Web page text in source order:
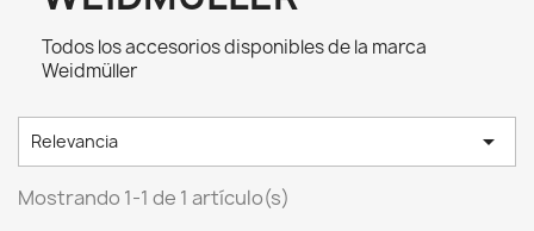
Todos los accesorios disponibles de la marca
Weidmüller
Relevancia 
Mostrando 1-1 de 1 artículo(s)